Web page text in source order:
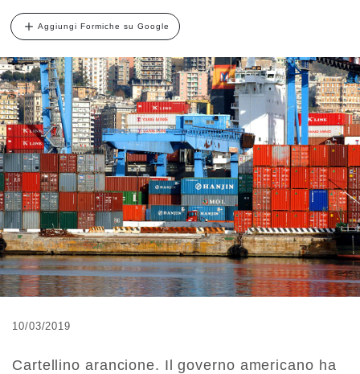
Aggiungi Formiche su Google
10/03/2019
Cartellino arancione. Il governo americano ha